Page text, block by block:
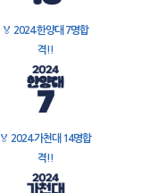
🏅 2024 한양대 7명합
격!!
🏅 2024 가천대 14명합
격!!